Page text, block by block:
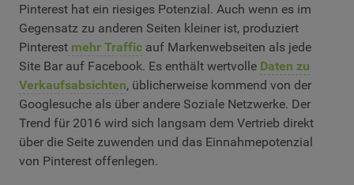
Pinterest hat ein riesiges Potenzial. Auch wenn es im
Gegensatz zu anderen Seiten kleiner ist, produziert
Pinterest mehr Traffic auf Markenwebseiten als jede
Site Bar auf Facebook. Es enthält wertvolle Daten zu
Verkaufsabsichten, üblicherweise kommend von der
Googlesuche als über andere Soziale Netzwerke. Der
Trend für 2016 wird sich langsam dem Vertrieb direkt
über die Seite zuwenden und das Einnahmepotenzial
von Pinterest offenlegen.